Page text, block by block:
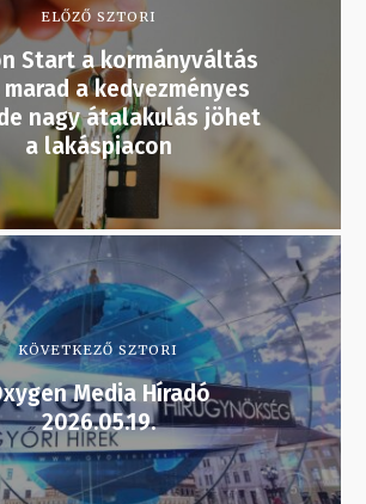
ELŐZŐ SZTORI
Start a kormányváltás
a kedvezményes
nagy átalakulás jöhet
a lakáspiacon
KÖVETKEZŐ SZTORI
Media Híradó
2026.05.19.